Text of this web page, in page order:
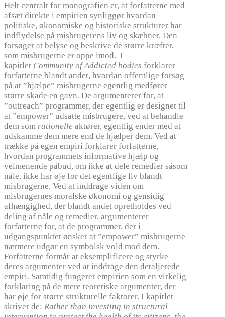
Helt centralt for monografien er, at forfatterne med
afsæt direkte i empirien synliggør hvordan
politiske, økonomiske og historiske strukturer har
indflydelse på misbrugerens liv og skæbner. Den
forsøger at belyse og beskrive de større kræfter,
som misbrugerne er oppe imod. I
kapitlet Community of Addicted bodies forklarer
forfatterne blandt andet, hvordan offentlige forsøg
på at ”hjælpe” misbrugerne egentlig medfører
større skade en gavn. De argumenterer for, at
”outreach” programmer, der egentlig er designet til
at ”empower” udsatte misbrugere, ved at behandle
dem som rationelle aktører, egentlig ender med at
udskamme dem mere end de hjælper dem. Ved at
trække på egen empiri forklarer forfatterne,
hvordan programmets informative hjælp og
velmenende påbud, om ikke at dele remedier såsom
nåle, ikke har øje for det egentlige liv blandt
misbrugerne. Ved at inddrage viden om
misbrugernes moralske økonomi og gensidig
afhængighed, der blandt andet opretholdes ved
deling af nåle og remedier, argumenterer
forfatterne for, at de programmer, der i
udgangspunktet ønsker at ”empower” misbrugerne
nærmere udgør en symbolsk vold mod dem.
Forfatterne formår at eksemplificere og styrke
deres argumenter ved at inddrage den detaljerede
empiri. Samtidig fungerer empirien som en virkelig
forklaring på de mere teoretiske argumenter, der
har øje for større strukturelle faktorer. I kapitlet
skriver de: Rather than investing in structural